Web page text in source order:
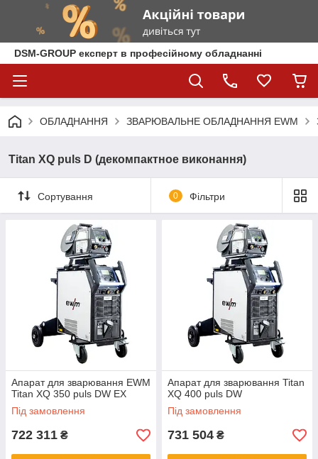
DSM-GROUP експерт в професійному обладнанні
ОБЛАДНАННЯ ЗВАРЮВАЛЬНЕ ОБЛАДНАННЯ EWM
Titan XQ puls D (декомпактное виконання)
Сортування 0 Фільтри
Апарат для зварювання EWM
Titan XQ 350 puls DW EX
Під замовлення
722 311 ₴
Апарат для зварювання Titan
XQ 400 puls DW
Під замовлення
731 504 ₴